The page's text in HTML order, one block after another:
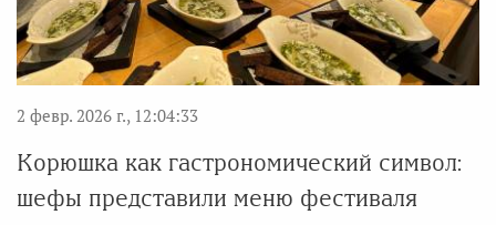
2 февр. 2026 г., 12:04:33
Корюшка как гастрономический символ:
шефы представили меню фестиваля